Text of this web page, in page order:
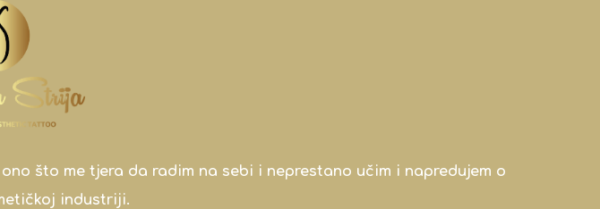
što me tjera da radim na sebi i neprestano učim i napredujem o
industriji.